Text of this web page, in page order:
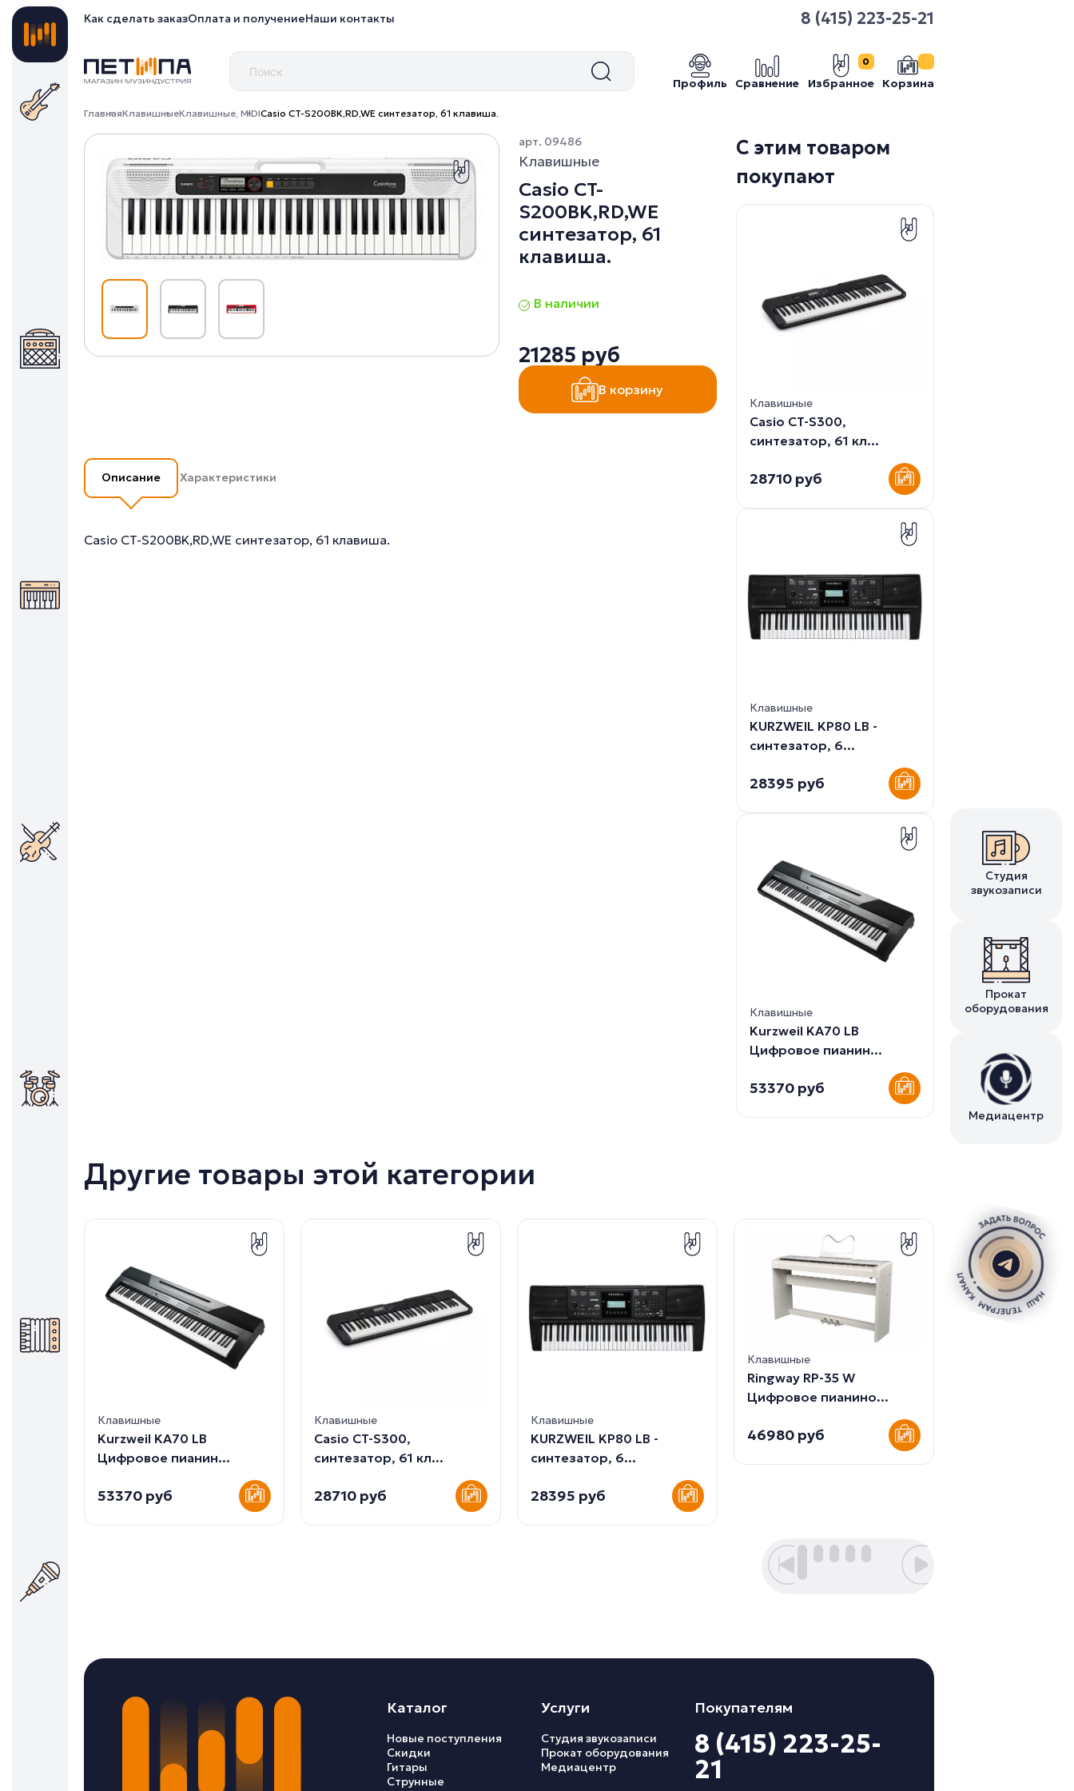
Студия
звукозаписи
Прокат
оборудования
Медиацентр
Как сделать заказОплата и получениеНаши контакты 8 (415) 223-25-21
Профиль Сравнение Избранное
0
Корзина
ГлавнаяКлавишныеКлавишные, MIDICasio CT-S200BK,RD,WE синтезатор, 61 клавиша.
арт. 09486
Клавишные
Casio CT-
S200BK,RD,WE
синтезатор, 61
клавиша.
В наличии
21285 руб
В корзину
Описание Характеристики
Casio CT-S200BK,RD,WE синтезатор, 61 клавиша.
С этим товаром
покупают
Клавишные
Casio CT-S300,
синтезатор, 61 кл...
28710 руб
Клавишные
KURZWEIL KP80 LB -
синтезатор, 6...
28395 руб
Клавишные
Kurzweil KA70 LB
Цифровое пианин...
53370 руб
Другие товары этой категории
Клавишные
Kurzweil KA70 LB
Цифровое пианин...
53370 руб
Клавишные
Casio CT-S300,
синтезатор, 61 кл...
28710 руб
Клавишные
KURZWEIL KP80 LB -
синтезатор, 6...
28395 руб
Клавишные
Ringway RP-35 W
Цифровое пианино...
46980 руб
Каталог
Новые поступления
Скидки
Гитары
Струнные
Услуги
Студия звукозаписи
Прокат оборудования
Медиацентр
Покупателям
8 (415) 223-25-
21